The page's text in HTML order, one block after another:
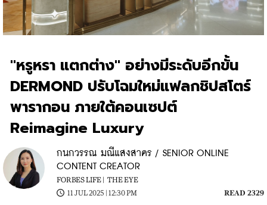
"หรูหรา แตกต่าง" อย่างมีระดับอีกขั้น
DERMOND ปรับโฉมใหม่แฟลกชิปสโตร์
พารากอน ภายใต้คอนเซปต์
Reimagine Luxury
กนกวรรณ มณีแสงสาคร / SENIOR ONLINE
CONTENT CREATOR
FORBES LIFE | THE EYE
11 JUL 2025 | 12:30 PM
READ 2329